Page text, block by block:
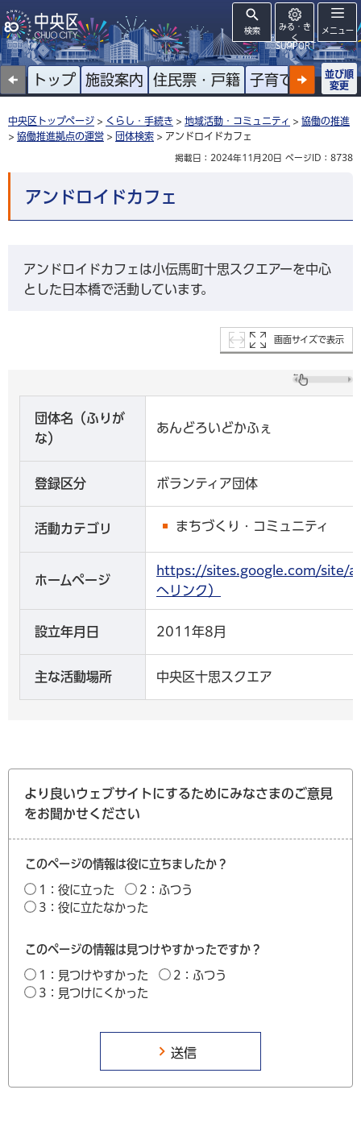
検索
みる・き
く
SUPPORT
メニュー
トップ 施設案内 住民票・戸籍 子育て 高齢者
並び順
変更
中央区トップページ > くらし・手続き > 地域活動・コミュニティ > 協働の推進
> 協働推進拠点の運営 > 団体検索 > アンドロイドカフェ
掲載日：2024年11月20日 ページID：8738
アンドロイドカフェ
アンドロイドカフェは小伝馬町十思スクエアーを中心
とした日本橋で活動しています。
画面サイズで表示
団体名（ふりが
な）
あんどろいどかふぇ
登録区分 ボランティア団体
活動カテゴリ まちづくり・コミュニティ
ホームページ
https://sites.google.com/site/
へリンク）
設立年月日 2011年8月
主な活動場所 中央区十思スクエア
より良いウェブサイトにするためにみなさまのご意見
をお聞かせください
このページの情報は役に立ちましたか？
1：役に立った
2：ふつう
3：役に立たなかった
このページの情報は見つけやすかったですか？
1：見つけやすかった
2：ふつう
3：見つけにくかった